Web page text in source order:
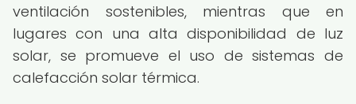
ventilación sostenibles, mientras que en
lugares con una alta disponibilidad de luz
solar, se promueve el uso de sistemas de
calefacción solar térmica.